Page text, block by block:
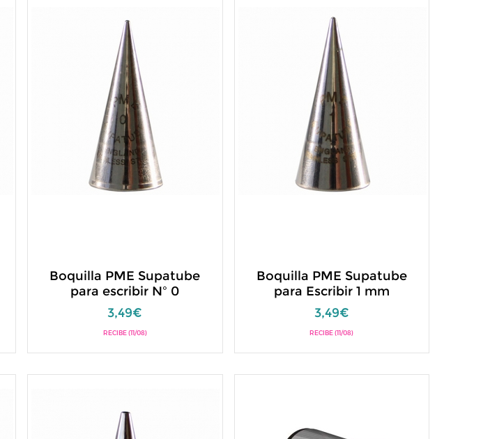
Boquilla PME Supatube
para escribir Nº 0
3,49€
RECIBE (11/08)
Boquilla PME Supatube
para Escribir 1 mm
3,49€
RECIBE (11/08)